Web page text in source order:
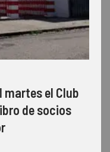
el Club
de socios